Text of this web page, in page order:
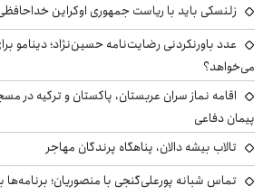
زلنسکی باید با ریاست جمهوری اوکراین
عدد باورنکردنی رضایت‌نامه حسین‌نژاد؛ دینامو
می‌خواهد؟
اقامه نماز سران عربستان، پاکستان و ترکیه در
پیمان دفاعی
تالاب بیشه دالان، پناهگاه پرندگان مهاجر
تماس شبانه پورعلی‌گنجی با منصوریان؛